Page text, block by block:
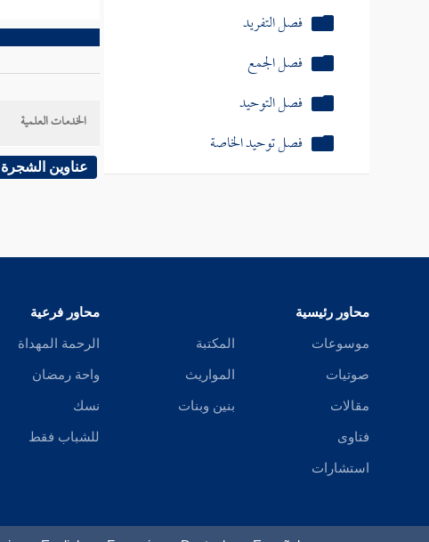
فصل التفريد
فصل الجمع
فصل التوحيد
فصل توحيد الخاصة
الخدمات العلمية
عناوين الشجرة
محاور رئيسية
موسوعات
صوتيات
مقالات
فتاوى
استشارات
المكتبة
المواريث
بنين وبنات
محاور فرعية
الرحمة المهداة
واحة رمضان
نسك
للشباب فقط